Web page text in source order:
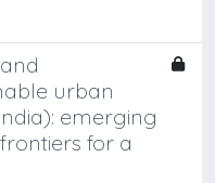
urban
emerging
for a